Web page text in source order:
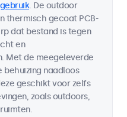
. De outdoor
thermisch gecoat PCB-
dat bestand is tegen
en
Met de meegeleverde
behuizing naadloos
geschikt voor zelfs
zoals outdoors,